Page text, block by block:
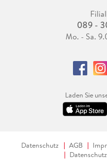
089 -
Mo. - Sa.
Laden Sie
Datenschutz AGB